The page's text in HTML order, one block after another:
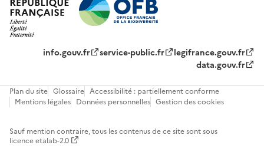
info.gouv.fr service-public.fr
legifrance.gouv.fr
data.gouv.fr
Plan du site Glossaire Accessibilité : partiellement conforme
Mentions légales Données personnelles Gestion des cookies
Sauf mention contraire, tous les contenus de ce site sont sous
licence etalab-2.0